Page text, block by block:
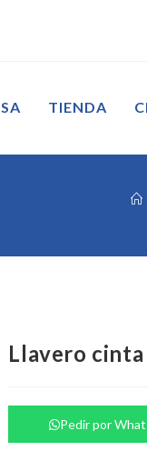
TIENDA
Llavero
Pedir por